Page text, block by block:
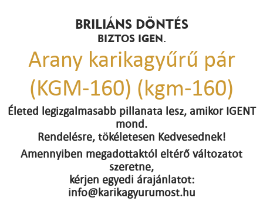
BRILIÁNS DÖNTÉS
BIZTOS IGEN.
Arany karikagyűrű pár
(KGM-160) (kgm-160)
Életed legizgalmasabb pillanata lesz, amikor IGENT
mond.
Rendelésre, tökéletesen Kedvesednek!
Amennyiben megadottaktól eltérő változatot
szeretne,
kérjen egyedi árajánlatot:
info@karikagyurumost.hu